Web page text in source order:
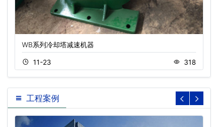
WB系列冷却塔减速机器
11-23 318
工程案例